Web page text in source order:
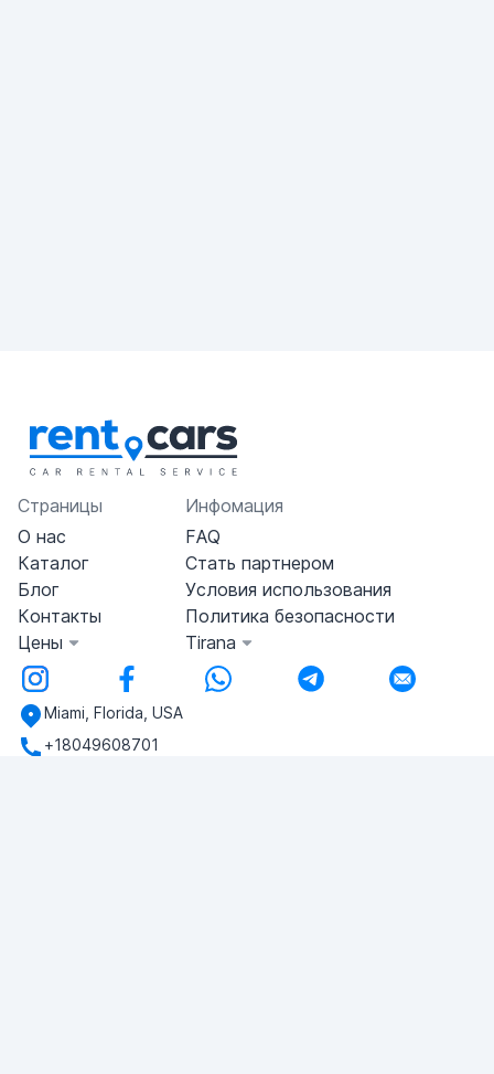
Страницы
О нас
Каталог
Блог
Контакты
Цены
Инфомация
FAQ
Стать партнером
Условия использования
Политика безопасности
Tirana
Miami, Florida, USA
+18049608701